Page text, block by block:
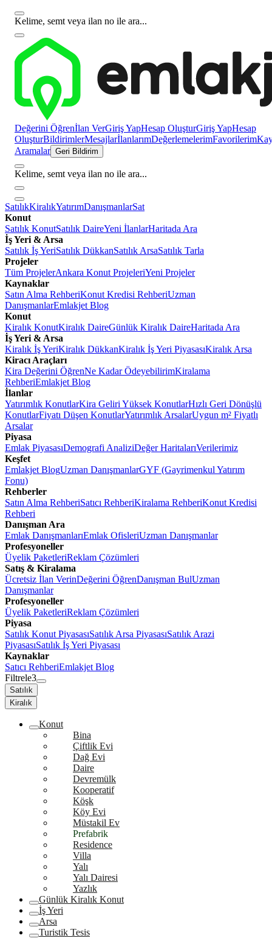
Kelime, semt veya ilan no ile ara...
Değerini Öğrenİlan VerGiriş YapHesap OluşturGiriş YapHesap
OluşturBildirimlerMesajlarİlanlarımDeğerlemelerimFavorilerim
Aramalar Geri Bildirim
Kelime, semt veya ilan no ile ara...
SatılıkKiralıkYatırımDanışmanlarSat
Konut
Satılık KonutSatılık DaireYeni İlanlarHaritada Ara
İş Yeri & Arsa
Satılık İş YeriSatılık DükkanSatılık ArsaSatılık Tarla
Projeler
Tüm ProjelerAnkara Konut ProjeleriYeni Projeler
Kaynaklar
Satın Alma RehberiKonut Kredisi RehberiUzman
DanışmanlarEmlakjet Blog
Konut
Kiralık KonutKiralık DaireGünlük Kiralık DaireHaritada Ara
İş Yeri & Arsa
Kiralık İş YeriKiralık DükkanKiralık İş Yeri PiyasasıKiralık Arsa
Kiracı Araçları
Kira Değerini ÖğrenNe Kadar ÖdeyebilirimKiralama
RehberiEmlakjet Blog
İlanlar
Yatırımlık KonutlarKira Geliri Yüksek KonutlarHızlı Geri Dönüşlü
KonutlarFiyatı Düşen KonutlarYatırımlık ArsalarUygun m² Fiyatlı
Arsalar
Piyasa
Emlak PiyasasıDemografi AnaliziDeğer HaritalarıVerilerimiz
Keşfet
Emlakjet BlogUzman DanışmanlarGYF (Gayrimenkul Yatırım
Fonu)
Rehberler
Satın Alma RehberiSatıcı RehberiKiralama RehberiKonut Kredisi
Rehberi
Danışman Ara
Emlak DanışmanlarıEmlak OfisleriUzman Danışmanlar
Profesyoneller
Üyelik PaketleriReklam Çözümleri
Satış & Kiralama
Ücretsiz İlan VerinDeğerini ÖğrenDanışman BulUzman
Danışmanlar
Profesyoneller
Üyelik PaketleriReklam Çözümleri
Piyasa
Satılık Konut PiyasasıSatılık Arsa PiyasasıSatılık Arazi
PiyasasıSatılık İş Yeri Piyasası
Kaynaklar
Satıcı RehberiEmlakjet Blog
Filtrele3
Satılık
Kiralık
Konut
Bina
Çiftlik Evi
Dağ Evi
Daire
Devremülk
Kooperatif
Köşk
Köy Evi
Müstakil Ev
Prefabrik
Residence
Villa
Yalı
Yalı Dairesi
Yazlık
Günlük Kiralık Konut
İş Yeri
Arsa
Turistik Tesis